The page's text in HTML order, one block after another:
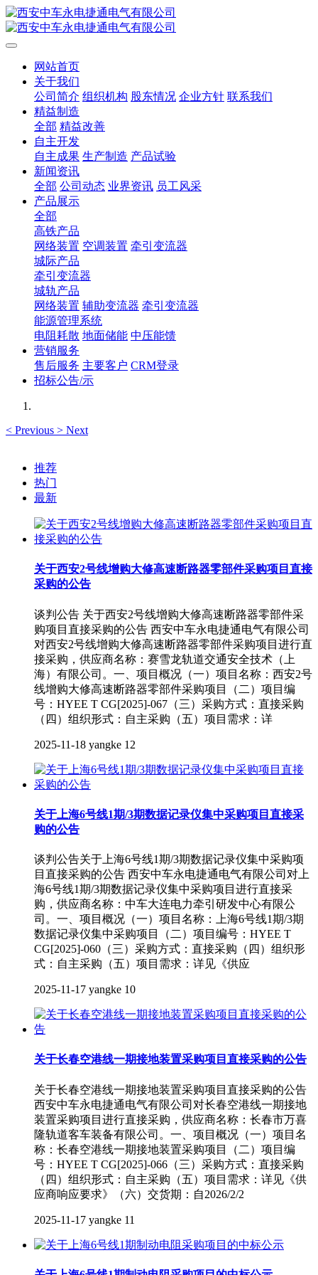
网站首页
关于我们
公司简介 组织机构 股东情况 企业方针 联系我们
精益制造
全部 精益改善
自主开发
自主成果 生产制造 产品试验
新闻资讯
全部 公司动态 业界资讯 员工风采
产品展示
全部
高铁产品
网络装置 空调装置 牵引变流器
城际产品
牵引变流器
城轨产品
网络装置 辅助变流器 牵引变流器
能源管理系统
电阻耗散 地面储能 中压能馈
营销服务
售后服务 主要客户 CRM登录
招标公告/示
< Previous > Next
推荐
热门
最新
关于西安2号线增购大修高速断路器零部件采购项目直接
采购的公告
谈判公告 关于西安2号线增购大修高速断路器零部件采
购项目直接采购的公告 西安中车永电捷通电气有限公司
对西安2号线增购大修高速断路器零部件采购项目进行直
接采购，供应商名称：赛雪龙轨道交通安全技术（上
海）有限公司。一、项目概况（一）项目名称：西安2号
线增购大修高速断路器零部件采购项目（二）项目编
号：HYEE T CG[2025]-067（三）采购方式：直接采购
（四）组织形式：自主采购（五）项目需求：详
2025-11-18 yangke 12
关于上海6号线1期/3期数据记录仪集中采购项目直接采
购的公告
谈判公告关于上海6号线1期/3期数据记录仪集中采购项
目直接采购的公告 西安中车永电捷通电气有限公司对上
海6号线1期/3期数据记录仪集中采购项目进行直接采
购，供应商名称：中车大连电力牵引研发中心有限公
司。一、项目概况（一）项目名称：上海6号线1期/3期
数据记录仪集中采购项目（二）项目编号：HYEE T
CG[2025]-060（三）采购方式：直接采购（四）组织形
式：自主采购（五）项目需求：详见《供应
2025-11-17 yangke 10
关于长春空港线一期接地装置采购项目直接采购的公告
关于长春空港线一期接地装置采购项目直接采购的公告
西安中车永电捷通电气有限公司对长春空港线一期接地
装置采购项目进行直接采购，供应商名称：长春市万喜
隆轨道客车装备有限公司。一、项目概况（一）项目名
称：长春空港线一期接地装置采购项目（二）项目编
号：HYEE T CG[2025]-066（三）采购方式：直接采购
（四）组织形式：自主采购（五）项目需求：详见《供
应商响应要求》（六）交货期：自2026/2/2
2025-11-17 yangke 11